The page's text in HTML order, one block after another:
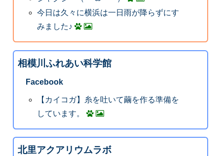
今日は久々に横浜は一日雨が降らずにす
みました♪
相模川ふれあい科学館
Facebook
【カイコガ】糸を吐いて繭を作る準備を
しています。
北里アクアリウムラボ